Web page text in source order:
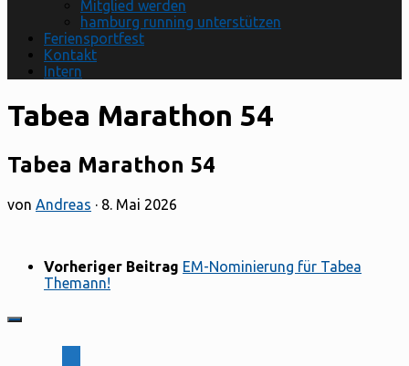
Mitglied werden
hamburg running unterstützen
Feriensportfest
Kontakt
Intern
Tabea Marathon 54
Tabea Marathon 54
von Andreas · 8. Mai 2026
Vorheriger Beitrag EM-Nominierung für Tabea
Themann!